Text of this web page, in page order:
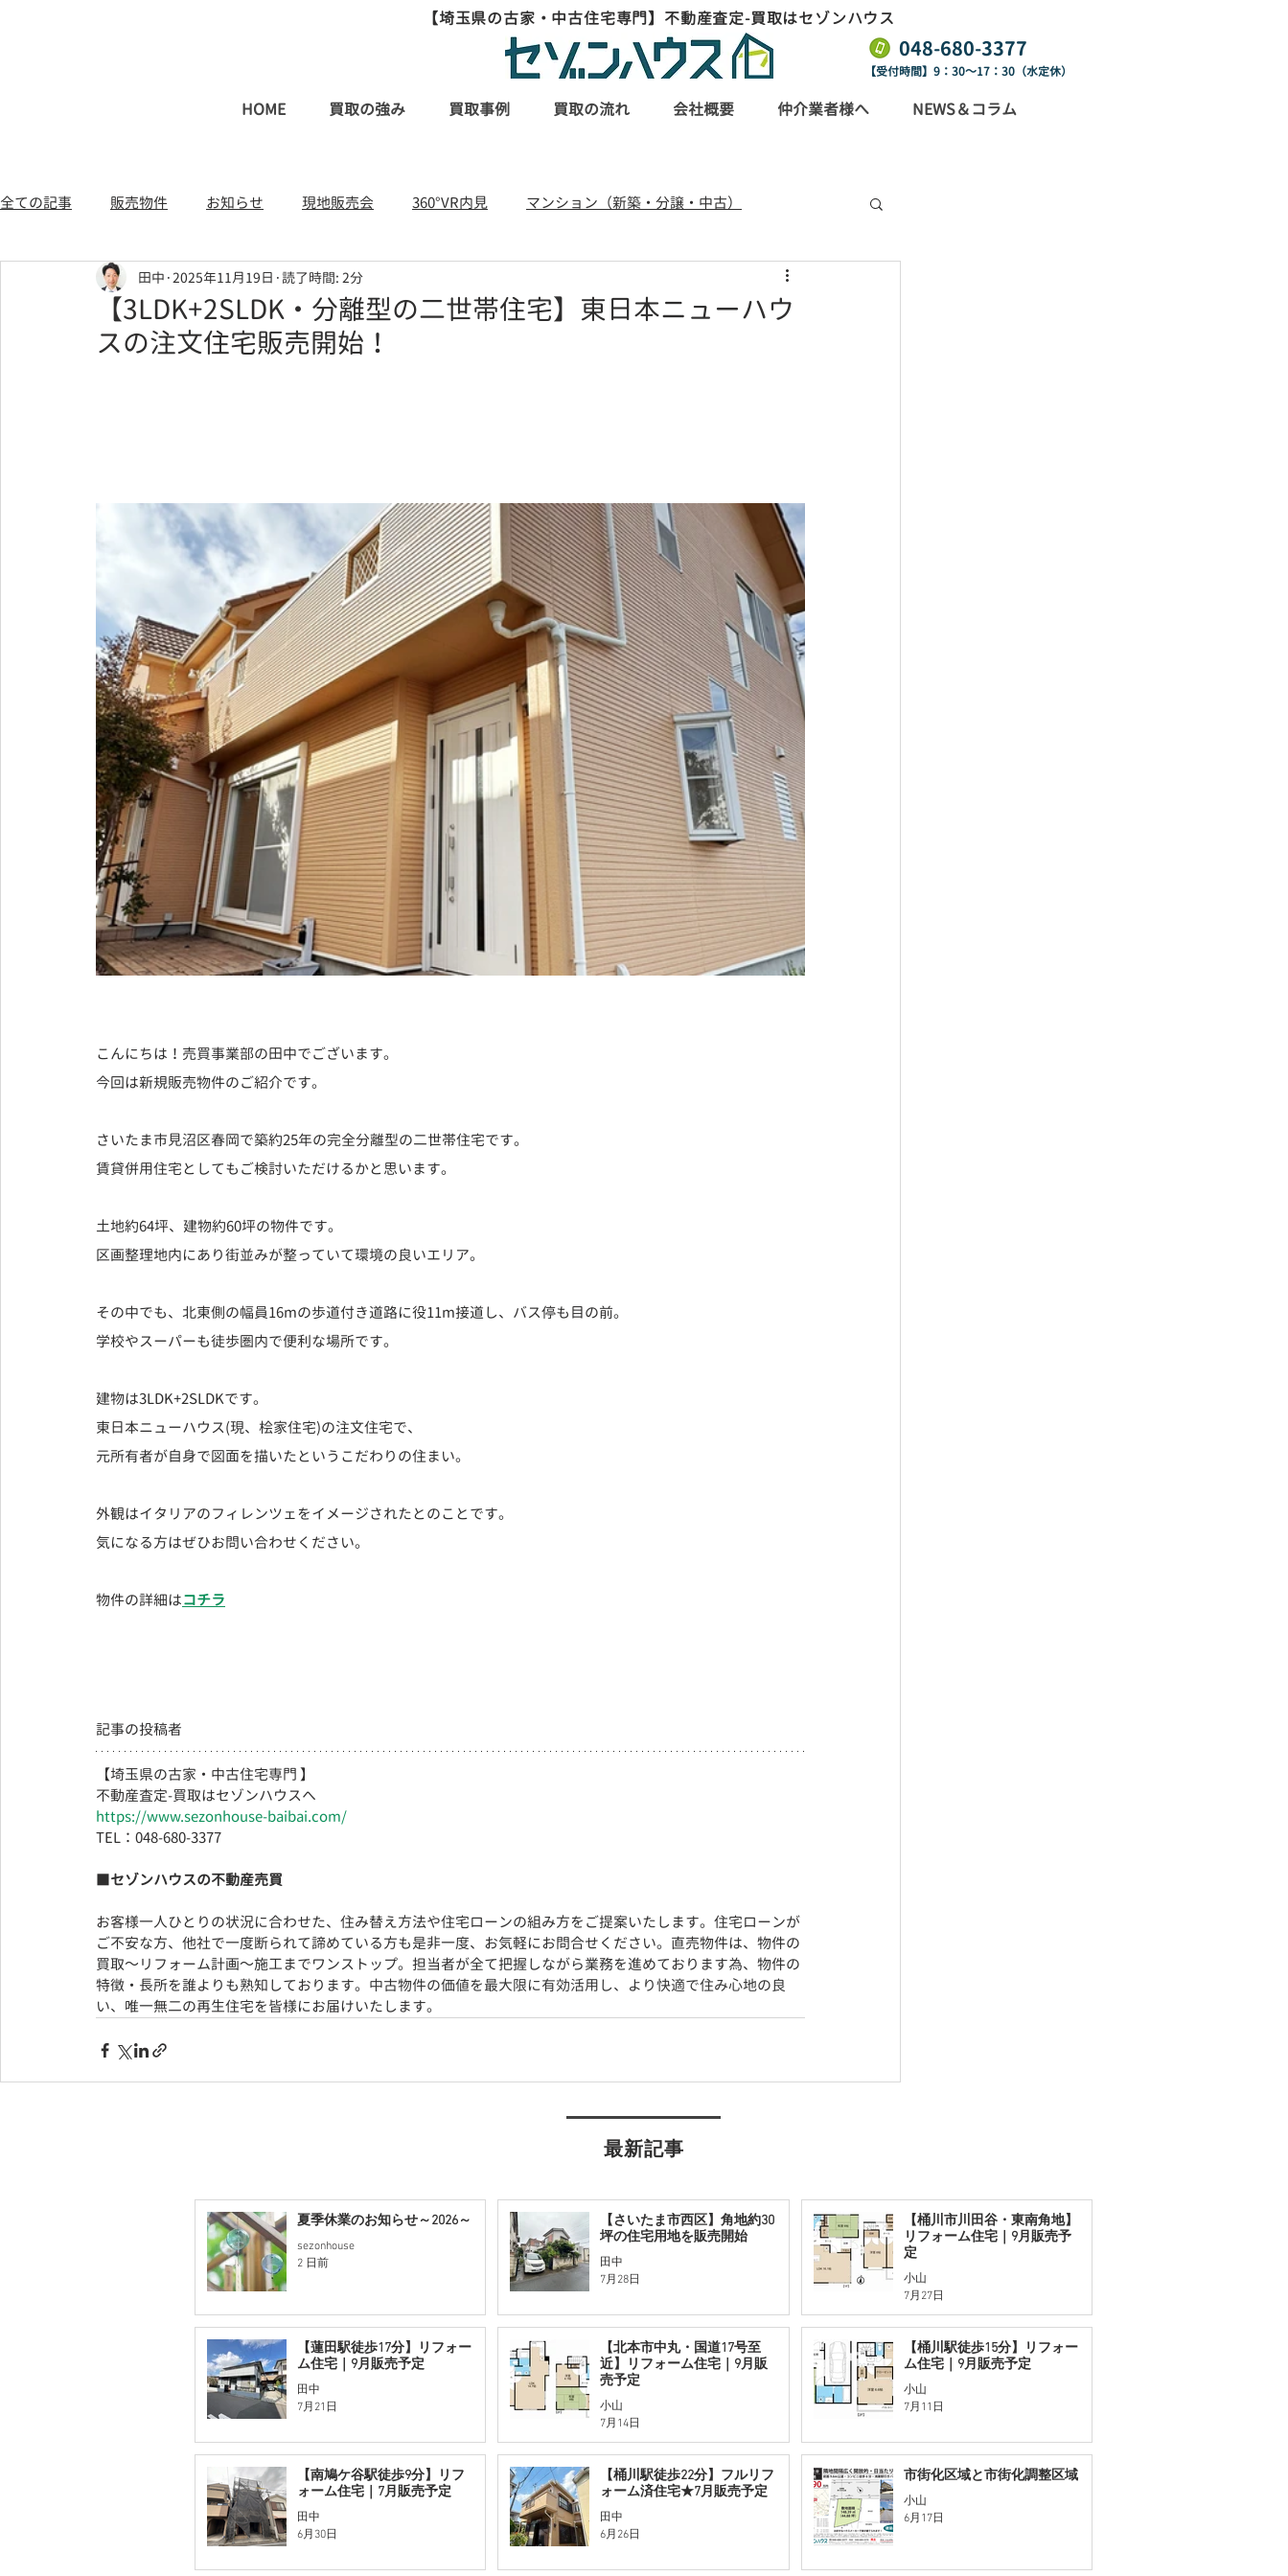
【埼玉県の古家・中古住宅専門】不動産査定-買取はセゾンハウス
​048-680-3377
【受付時間】9：30～17：30（水定休）
HOME 買取の強み 買取事例 買取の流れ 会社概要 仲介業者様へ NEWS＆コラム
全ての記事 販売物件 お知らせ 現地販売会 360°VR内見 マンション（新築・分譲・中古）
一戸建て（新築・中古） 土地 不動産コラム
【3LDK+2SLDK・分離型の二世帯住宅】東日本ニューハウ
スの注文住宅販売開始！
田中 2025年11月19日 読了時間: 2分
こんにちは！売買事業部の田中でございます。
今回は新規販売物件のご紹介です。
さいたま市見沼区春岡で築約25年の完全分離型の二世帯住宅です。
賃貸併用住宅としてもご検討いただけるかと思います。
土地約64坪、建物約60坪の物件です。
区画整理地内にあり街並みが整っていて環境の良いエリア。
その中でも、北東側の幅員16mの歩道付き道路に役11m接道し、バス停も目の前。
学校やスーパーも徒歩圏内で便利な場所です。
建物は3LDK+2SLDKです。
東日本ニューハウス(現、桧家住宅)の注文住宅で、
元所有者が自身で図面を描いたというこだわりの住まい。
外観はイタリアのフィレンツェをイメージされたとのことです。
気になる方はぜひお問い合わせください。
物件の詳細はコチラ
記事の投稿者
【埼玉県の古家・中古住宅専門 】
不動産査定-買取はセゾンハウスへ
https://www.sezonhouse-baibai.com/
TEL：048-680-3377
■セゾンハウスの不動産売買
お客様一人ひとりの状況に合わせた、住み替え方法や住宅ローンの組み方をご提案いたします。住宅ローンが
ご不安な方、他社で一度断られて諦めている方も是非一度、お気軽にお問合せください。直売物件は、物件の
買取～リフォーム計画～施工までワンストップ。担当者が全て把握しながら業務を進めております為、物件の
特徴・長所を誰よりも熟知しております。 中古物件の価値を最大限に有効活用し、より快適で住み心地の良
い、 唯一無二の再生住宅を皆様にお届けいたします。
最新記事
夏季休業のお知らせ～2026～
sezonhouse
2 日前
【さいたま市西区】角地約30
坪の住宅用地を販売開始
田中
7月28日
【桶川市川田谷・東南角地】
リフォーム住宅｜9月販売予
定
小山
7月27日
【蓮田駅徒歩17分】リフォー
ム住宅｜9月販売予定
田中
7月21日
【北本市中丸・国道17号至
近】リフォーム住宅｜9月販
売予定
小山
7月14日
【桶川駅徒歩15分】リフォー
ム住宅｜9月販売予定
小山
7月11日
【南鳩ケ谷駅徒歩9分】リフ
ォーム住宅｜7月販売予定
田中
6月30日
【桶川駅徒歩22分】フルリフ
ォーム済住宅★7月販売予定
田中
6月26日
市街化区域と市街化調整区域
小山
6月17日